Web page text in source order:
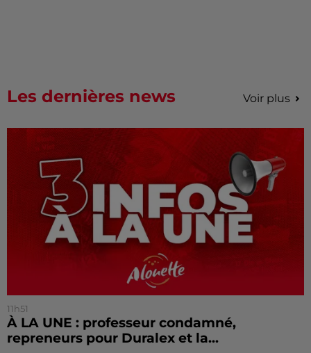
Les dernières news Voir plus
11h51
À LA UNE : professeur condamné,
repreneurs pour Duralex et la...